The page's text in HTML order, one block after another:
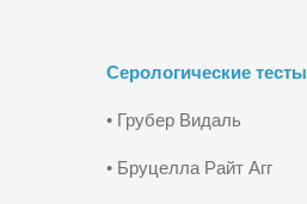
Серологические тесты
• Грубер Видаль
• Бруцелла Райт Агг